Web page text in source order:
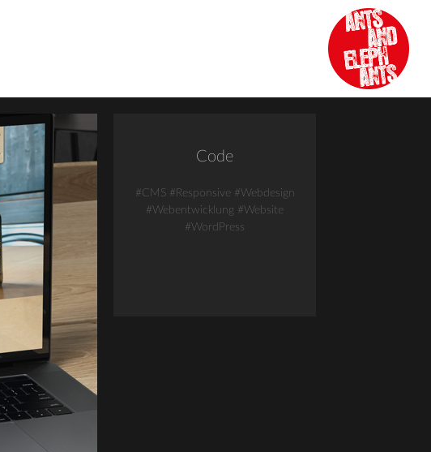
Code
#CMS #Responsive #Webdesign
#Webentwicklung #Website
#WordPress